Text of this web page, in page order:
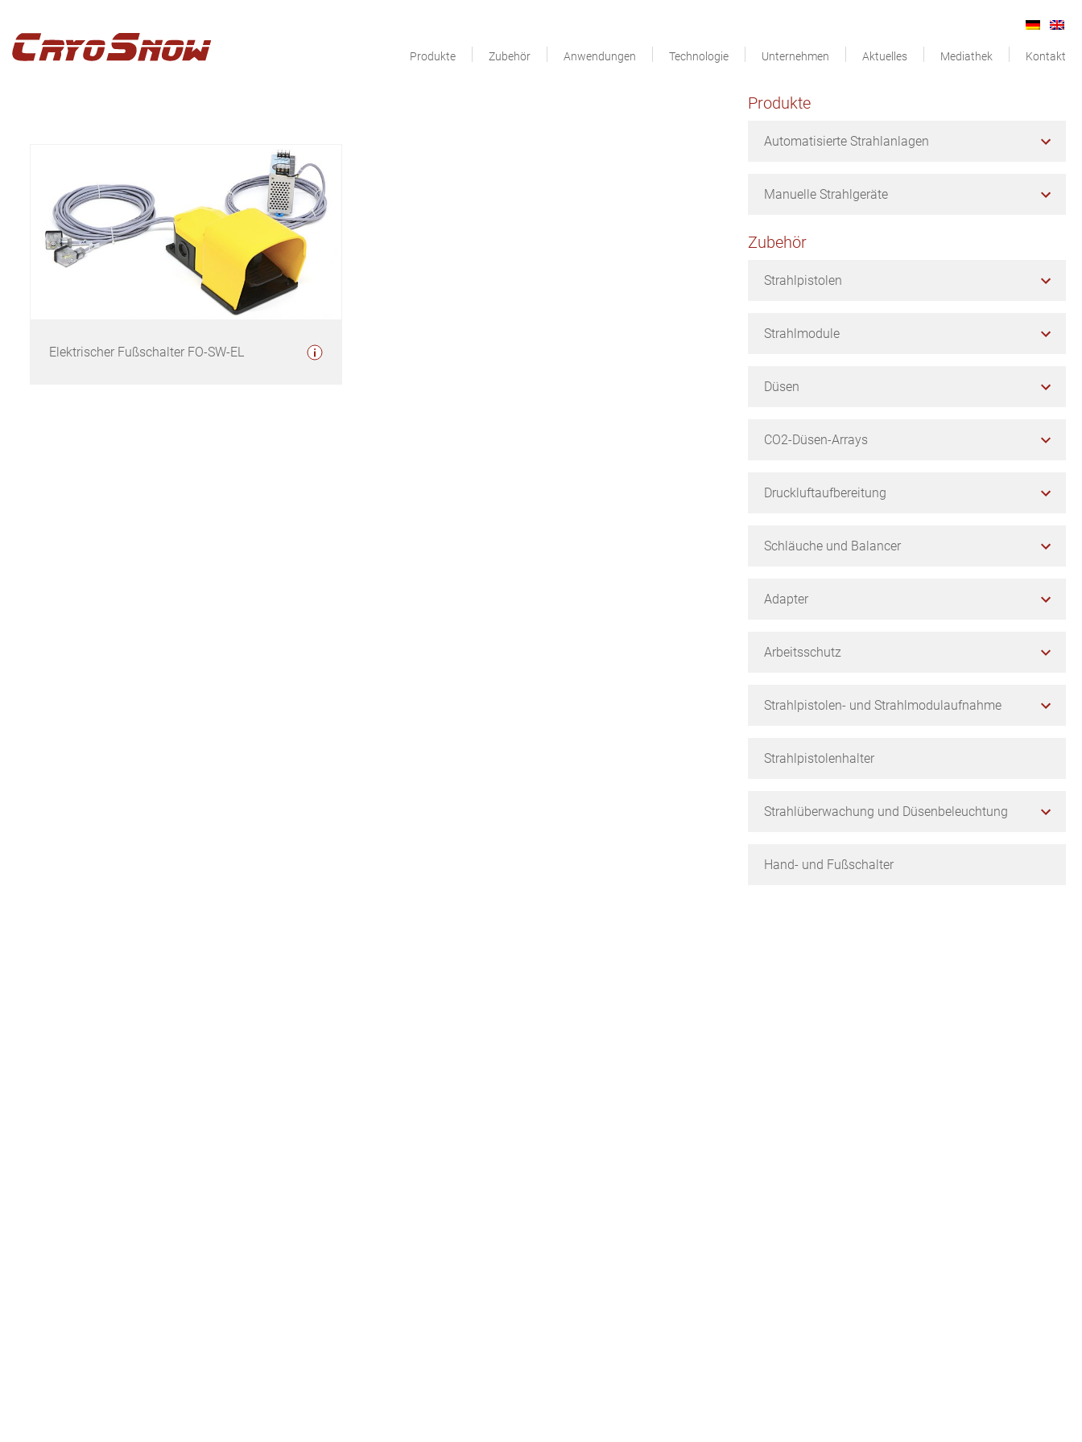
springen
springen
springen
Produkte
Zubehör Anwendungen Technologie Unternehmen Aktuelles Mediathek Kontakt
Elektrischer Fußschalter FO-SW-EL
Seitenspalte
Produkte
Automatisierte Strahlanlagen
Manuelle Strahlgeräte
Zubehör
Strahlpistolen
Strahlmodule
Düsen
CO2-Düsen-Arrays
Druckluftaufbereitung
Schläuche und Balancer
Adapter
Arbeitsschutz
Strahlpistolen- und Strahlmodulaufnahme
Strahlpistolenhalter
Strahlüberwachung und Düsenbeleuchtung
Hand- und Fußschalter